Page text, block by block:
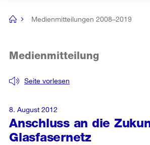
Navigation
[no
Medienmitteilungen 2008–2019
Anschluss an die
Glasfasernetz
Seite vorlesen
Medienmitteilung
8. August 2012